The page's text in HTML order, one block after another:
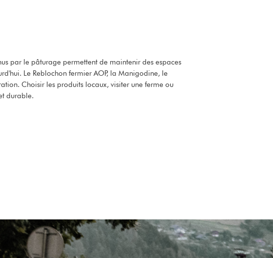
par le pâturage permettent de maintenir des espaces
Le Reblochon fermier AOP, la Manigodine, le
Choisir les produits locaux, visiter une ferme ou
durable.